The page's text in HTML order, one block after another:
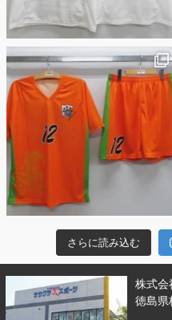
さらに読み込む
株式会
徳島県